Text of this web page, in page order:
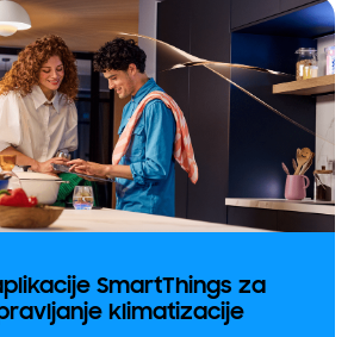
SmartThings za
klimatizacije